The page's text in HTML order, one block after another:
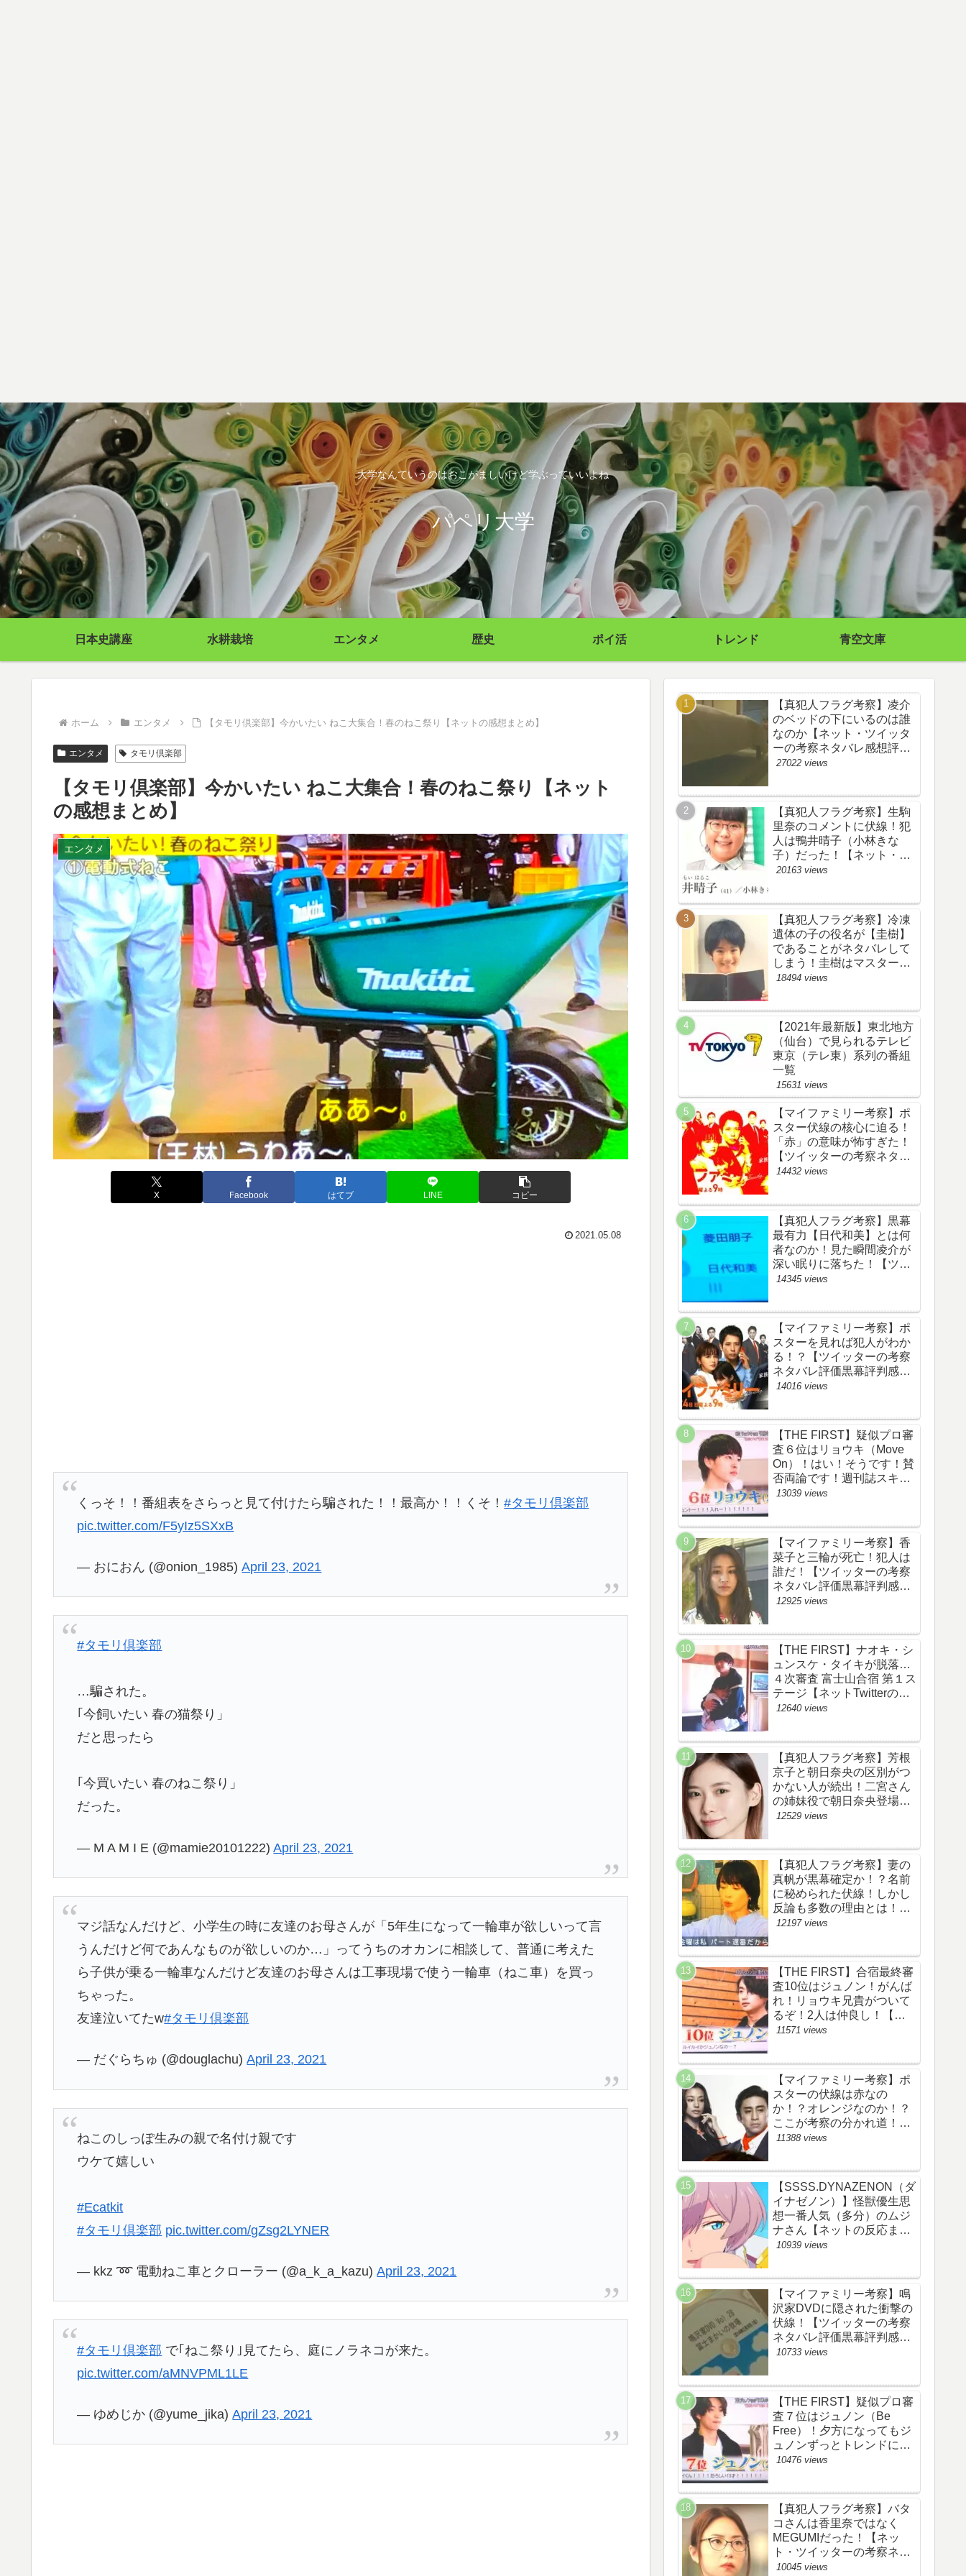
大学なんていうのはおこがましいけど学ぶっていいよね
パペリ大学
日本史講座 水耕栽培 エンタメ 歴史 ポイ活 トレンド 青空文庫
ホーム エンタメ 【タモリ倶楽部】今かいたい ねこ大集合！春のねこ祭り【ネットの感想まとめ】
エンタメ タモリ倶楽部
【タモリ倶楽部】今かいたい ねこ大集合！春のねこ祭り【ネット
の感想まとめ】
エンタメ
X Facebook はてブ LINE コピー
2021.05.08
くっそ！！番組表をさらっと見て付けたら騙された！！最高か！！くそ！#タモリ倶楽部
pic.twitter.com/F5yIz5SXxB
— おにおん (@onion_1985)April 23, 2021
#タモリ倶楽部
…騙された。
｢今飼いたい 春の猫祭り」
だと思ったら
｢今買いたい 春のねこ祭り」
だった。
— M A M I E (@mamie20101222)April 23, 2021
マジ話なんだけど、小学生の時に友達のお母さんが「5年生になって一輪車が欲しいって言
うんだけど何であんなものが欲しいのか…」ってうちのオカンに相談して、普通に考えた
ら子供が乗る一輪車なんだけど友達のお母さんは工事現場で使う一輪車（ねこ車）を買っ
ちゃった。
友達泣いてたw#タモリ倶楽部
— だぐらちゅ (@douglachu)April 23, 2021
ねこのしっぽ生みの親で名付け親です
ウケて嬉しい
#Ecatkit
#タモリ倶楽部 pic.twitter.com/gZsg2LYNER
— kkz ➿ 電動ねこ車とクローラー (@a_k_a_kazu)April 23, 2021
#タモリ倶楽部 で｢ねこ祭り｣見てたら、庭にノラネコが来た。
pic.twitter.com/aMNVPML1LE
— ゆめじか (@yume_jika)April 23, 2021
【真犯人フラグ考察】凌介
のベッドの下にいるのは誰
なのか【ネット・ツイッタ
ーの考察ネタバレ感想評価
評判あらすじ原作犯人キャ
27022 views
【真犯人フラグ考察】生駒
里奈のコメントに伏線！犯
人は鴨井晴子（小林きな
子）だった！【ネット・ツ
イッターの考察ネタバレ感
め・鴨居晴子】
20163 views
【真犯人フラグ考察】冷凍
遺体の子の役名が【圭樹】
であることがネタバレして
しまう！圭樹はマスター日
野渉とバタコの子供か！
作犯人キャスト黒幕伏線ま
とめ】
18494 views
【2021年最新版】東北地方
（仙台）で見られるテレビ
東京（テレ東）系列の番組
一覧
15631 views
【マイファミリー考察】ポ
スター伏線の核心に迫る！
「赤」の意味が怖すぎた！
【ツイッターの考察ネタバ
レ評価黒幕評判感想批判原
14432 views
【真犯人フラグ考察】黒幕
最有力【日代和美】とは何
者なのか！見た瞬間凌介が
深い眠りに落ちた！【ツイ
ッターの考察ネタバレ感想
14345 views
【マイファミリー考察】ポ
スターを見れば犯人がわか
る！？【ツイッターの考察
ネタバレ評価黒幕評判感想
批判原作犯人キャスト脚本
14016 views
【THE FIRST】疑似プロ審
査６位はリョウキ（Move
On）！はい！そうです！賛
否両論です！週刊誌スキャ
ンダルの件も尾を引いてま
め・スッキリ・
BE:FIRST・ビーファース
ト】
13039 views
【マイファミリー考察】香
菜子と三輪が死亡！犯人は
誰だ！【ツイッターの考察
ネタバレ評価黒幕評判感想
批判原作犯人キャスト脚本
12925 views
【THE FIRST】ナオキ・シ
ュンスケ・タイキが脱落…
４次審査 富士山合宿 第１ス
テージ【ネットTwitterのネ
タバレ感想考察評価評判ま
ァースト】
12640 views
【真犯人フラグ考察】芳根
京子と朝日奈央の区別がつ
かない人が続出！二宮さん
の姉妹役で朝日奈央登場
か！【ネット・ツイッター
ト黒幕伏線まとめ】
12529 views
【真犯人フラグ考察】妻の
真帆が黒幕確定か！？名前
に秘められた伏線！しかし
反論も多数の理由とは！
【ネット・ツイッターの考
幕伏線まとめ】
12197 views
【THE FIRST】合宿最終審
査10位はジュノン！がんば
れ！リョウキ兄貴がついて
るぞ！2人は仲良し！【ザ
ファースト・ネット・ツイ
リ・BE:FIRST・ビーファ
ースト・JUNON・
RYOKI】
11571 views
【マイファミリー考察】ポ
スターの伏線は赤なの
か！？オレンジなのか！？
ここが考察の分かれ道！
【ツイッターの考察ネタバ
じ伏線まとめ】
11388 views
【SSSS.DYNAZENON（ダ
イナゼノン）】怪獣優生思
想一番人気（多分）のムジ
ナさん【ネットの反応まと
め】
10939 views
【マイファミリー考察】鳴
沢家DVDに隠された衝撃の
伏線！【ツイッターの考察
ネタバレ評価黒幕評判感想
批判原作犯人キャスト脚本
10733 views
【THE FIRST】疑似プロ審
査７位はジュノン（Be
Free）！夕方になってもジ
ュノンずっとトレンドにい
るww【ザファースト・ネッ
BE:FIRST・ビーファース
ト】
10476 views
【真犯人フラグ考察】バタ
コさんは香里奈ではなく
MEGUMIだった！【ネッ
ト・ツイッターの考察ネタ
バレ感想評価評判あらすじ
10045 views